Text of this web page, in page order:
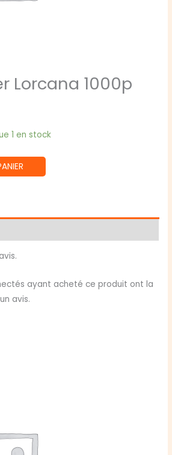
Lorcana 1000p
1 en stock
ayant acheté ce produit ont la
avis.